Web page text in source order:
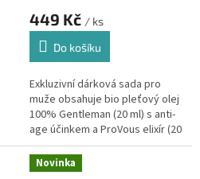
449 Kč / ks
Do košíku
Exkluzivní dárková sada pro
muže obsahuje bio pleťový olej
100% Gentleman (20 ml) s anti-
age účinkem a ProVous elixír (20
ml) pro vyživené a lesklé vousy.
Přírodní péče s mužnou...
Novinka